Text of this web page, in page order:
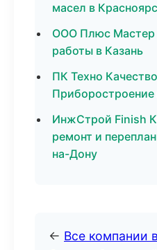
масел в
ООО Плюс Мастер
работы в Казань
ПК Техно
Приборостроение
ИнжСтрой Finish
ремонт и
на-Дону
← Все компании